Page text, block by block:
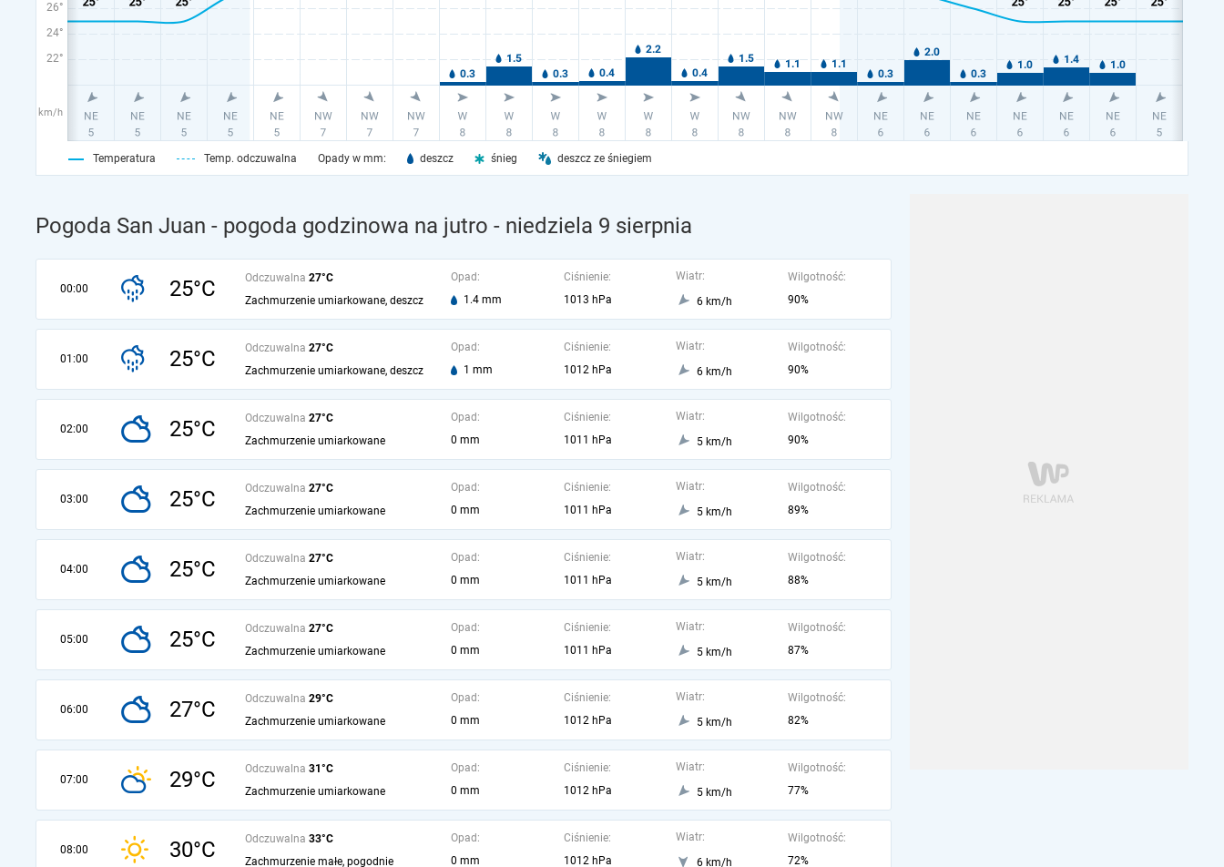
26°
24°
22°
km/h
Temperatura Temp. odczuwalna Opady w mm: deszcz śnieg deszcz ze śniegiem
Pogoda San Juan - pogoda godzinowa na jutro - niedziela 9 sierpnia
00:00 25°C Odczuwalna 27°C
Zachmurzenie umiarkowane, deszcz
Opad:
1.4 mm
Ciśnienie:
1013 hPa
Wiatr:
6 km/h
Wilgotność:
90%
01:00 25°C Odczuwalna 27°C
Zachmurzenie umiarkowane, deszcz
Opad:
1 mm
Ciśnienie:
1012 hPa
Wiatr:
6 km/h
Wilgotność:
90%
02:00 25°C Odczuwalna 27°C
Zachmurzenie umiarkowane
Opad:
0 mm
Ciśnienie:
1011 hPa
Wiatr:
5 km/h
Wilgotność:
90%
03:00 25°C Odczuwalna 27°C
Zachmurzenie umiarkowane
Opad:
0 mm
Ciśnienie:
1011 hPa
Wiatr:
5 km/h
Wilgotność:
89%
04:00 25°C Odczuwalna 27°C
Zachmurzenie umiarkowane
Opad:
0 mm
Ciśnienie:
1011 hPa
Wiatr:
5 km/h
Wilgotność:
88%
05:00 25°C Odczuwalna 27°C
Zachmurzenie umiarkowane
Opad:
0 mm
Ciśnienie:
1011 hPa
Wiatr:
5 km/h
Wilgotność:
87%
06:00 27°C Odczuwalna 29°C
Zachmurzenie umiarkowane
Opad:
0 mm
Ciśnienie:
1012 hPa
Wiatr:
5 km/h
Wilgotność:
82%
07:00 29°C Odczuwalna 31°C
Zachmurzenie umiarkowane
Opad:
0 mm
Ciśnienie:
1012 hPa
Wiatr:
5 km/h
Wilgotność:
77%
08:00 30°C Odczuwalna 33°C
Zachmurzenie małe, pogodnie
Opad:
0 mm
Ciśnienie:
1012 hPa
Wiatr:
6 km/h
Wilgotność:
72%